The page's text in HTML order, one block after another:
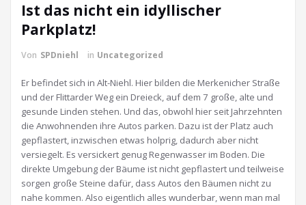
Ist das nicht ein idyllischer
Parkplatz!
Von SPDniehl in Uncategorized
Er befindet sich in Alt-Niehl. Hier bilden die Merkenicher Straße
und der Flittarder Weg ein Dreieck, auf dem 7 große, alte und
gesunde Linden stehen. Und das, obwohl hier seit Jahrzehnten
die Anwohnenden ihre Autos parken. Dazu ist der Platz auch
gepflastert, inzwischen etwas holprig, dadurch aber nicht
versiegelt. Es versickert genug Regenwasser im Boden. Die
direkte Umgebung der Bäume ist nicht gepflastert und teilweise
sorgen große Steine dafür, dass Autos den Bäumen nicht zu
nahe kommen. Also eigentlich alles wunderbar, wenn man mal